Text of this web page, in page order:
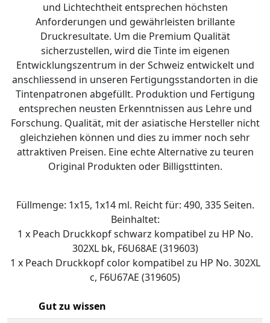
und Lichtechtheit entsprechen höchsten
Anforderungen und gewährleisten brillante
Druckresultate. Um die Premium Qualität
sicherzustellen, wird die Tinte im eigenen
Entwicklungszentrum in der Schweiz entwickelt und
anschliessend in unseren Fertigungsstandorten in die
Tintenpatronen abgefüllt. Produktion und Fertigung
entsprechen neusten Erkenntnissen aus Lehre und
Forschung. Qualität, mit der asiatische Hersteller nicht
gleichziehen können und dies zu immer noch sehr
attraktiven Preisen. Eine echte Alternative zu teuren
Original Produkten oder Billigsttinten.
Füllmenge: 1x15, 1x14 ml. Reicht für: 490, 335 Seiten.
Beinhaltet:
1 x Peach Druckkopf schwarz kompatibel zu HP No.
302XL bk, F6U68AE (319603)
1 x Peach Druckkopf color kompatibel zu HP No. 302XL
c, F6U67AE (319605)
Gut zu wissen